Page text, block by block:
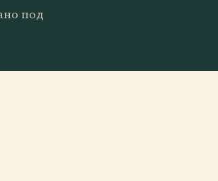
под